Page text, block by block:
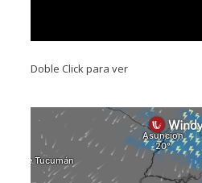
Doble Click para ver